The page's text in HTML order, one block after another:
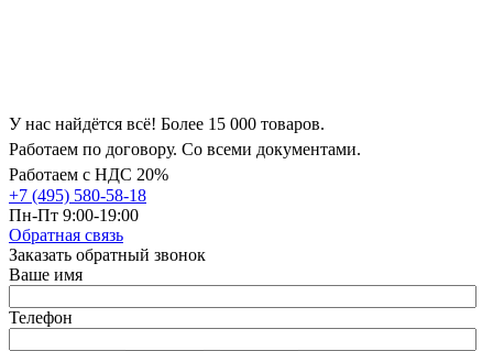
У нас найдётся всё! Более 15 000 товаров.
Работаем по договору. Со всеми документами.
Работаем с НДС 20%
+7 (495) 580-58-18
Пн-Пт 9:00-19:00
Обратная связь
Заказать обратный звонок
Ваше имя
Телефон